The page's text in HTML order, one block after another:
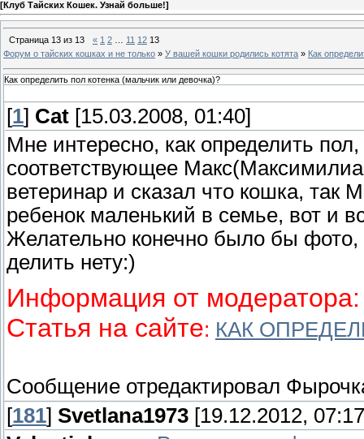
[Клуб Тайских Кошек. Узнай больше!]
Страница 13 из 13 « 1 2 11 12 13
Форум о тайских кошках и не только » У вашей кошки родились котята » Как
Как определить пол котенка (мальчик или девочка)?
[1] Cat [15.03.2008, 01:40]
Мне интересно, как определить
соответствующее
ветеринар и сказал что кошка, так
ребенок маленький в семье, вот и
Желательно конечно было бы фото,
делить нету:)
Информация от модератора:
Статья на сайте: КАК
Сообщение отредактировал
[181] Svetlana1973 [19.12.2012,